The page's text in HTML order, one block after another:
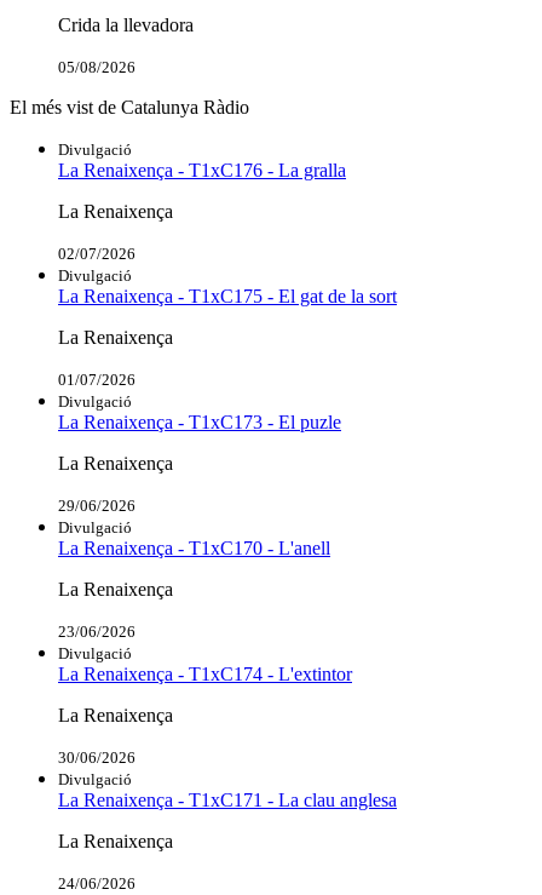
Crida la llevadora
05/08/2026
El més vist de Catalunya Ràdio
Divulgació
La Renaixença - T1xC176 - La gralla
La Renaixença
02/07/2026
Divulgació
La Renaixença - T1xC175 - El gat de la sort
La Renaixença
01/07/2026
Divulgació
La Renaixença - T1xC173 - El puzle
La Renaixença
29/06/2026
Divulgació
La Renaixença - T1xC170 - L'anell
La Renaixença
23/06/2026
Divulgació
La Renaixença - T1xC174 - L'extintor
La Renaixença
30/06/2026
Divulgació
La Renaixença - T1xC171 - La clau anglesa
La Renaixença
24/06/2026